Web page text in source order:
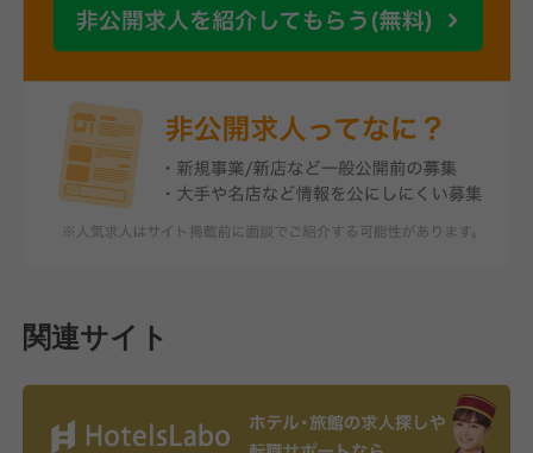
関連サイト